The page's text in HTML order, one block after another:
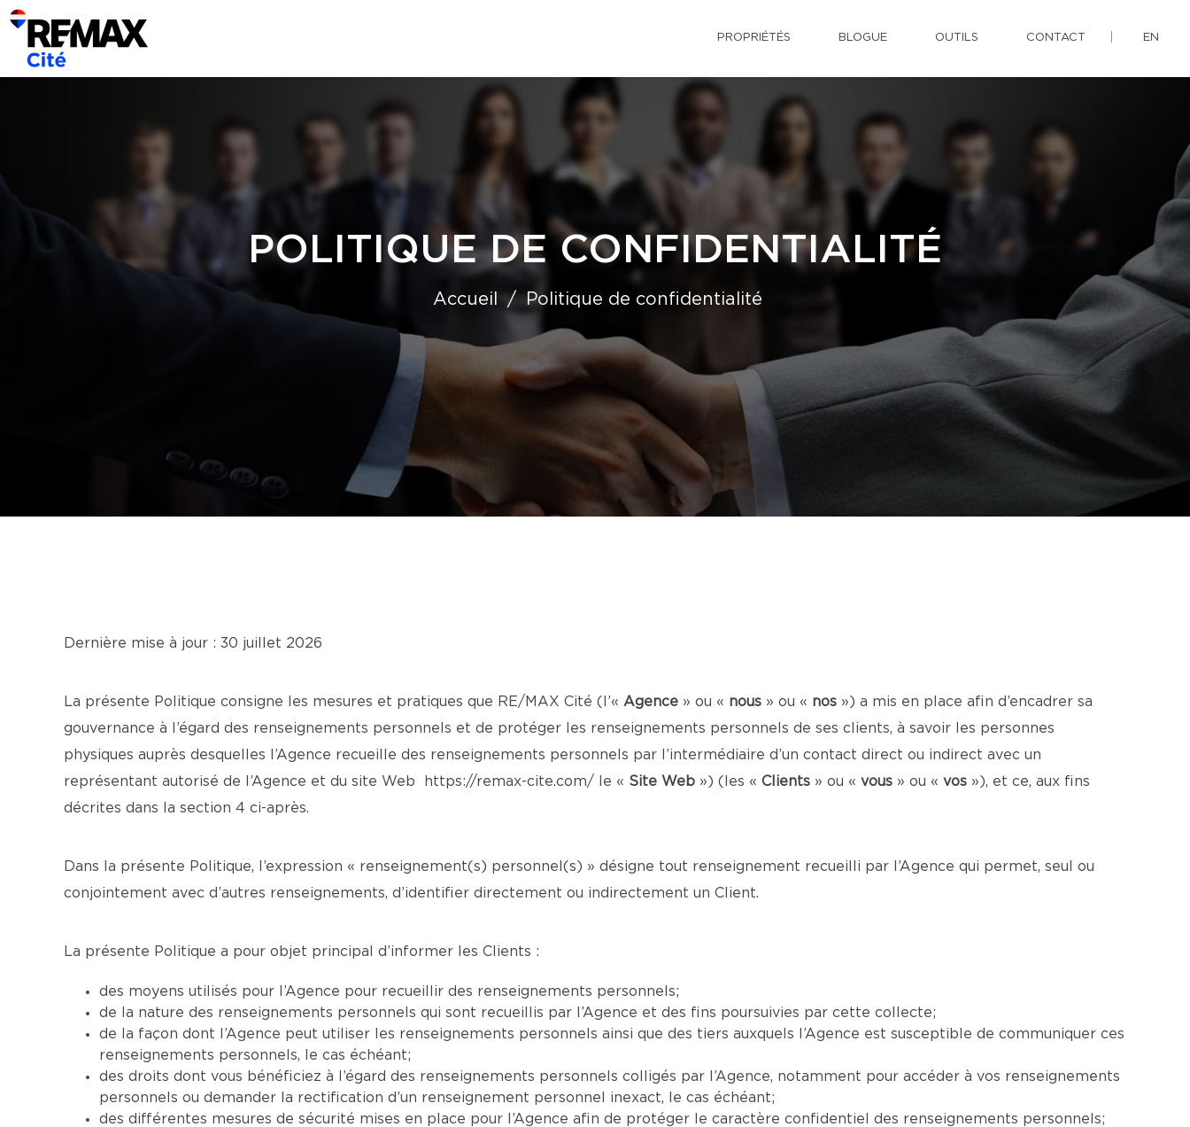
PROPRIÉTÉS BLOGUE OUTILS CONTACT EN
POLITIQUE DE CONFIDENTIALITÉ
Accueil Politique de confidentialité
Dernière mise à jour : 30 juillet 2026
La présente Politique consigne les mesures et pratiques que RE/MAX Cité (l’« Agence » ou « nous » ou « nos ») a mis en place afin d’encadrer sa
gouvernance à l’égard des renseignements personnels et de protéger les renseignements personnels de ses clients, à savoir les personnes
physiques auprès desquelles l’Agence recueille des renseignements personnels par l’intermédiaire d’un contact direct ou indirect avec un
représentant autorisé de l’Agence et du site Web
https://remax-cite.com/ le « Site Web ») (les « Clients » ou « vous » ou « vos »), et ce, aux fins
décrites dans la section 4 ci-après.
Dans la présente Politique, l’expression « renseignement(s) personnel(s) » désigne tout renseignement recueilli par l’Agence qui permet, seul ou
conjointement avec d’autres renseignements, d’identifier directement ou indirectement un Client.
La présente Politique a pour objet principal d’informer les Clients :
des moyens utilisés pour l’Agence pour recueillir des renseignements personnels;
de la nature des renseignements personnels qui sont recueillis par l’Agence et des fins poursuivies par cette collecte;
de la façon dont l’Agence peut utiliser les renseignements personnels ainsi que des tiers auxquels l’Agence est susceptible de communiquer ces
renseignements personnels, le cas échéant;
des droits dont vous bénéficiez à l’égard des renseignements personnels colligés par l’Agence, notamment pour accéder à vos renseignements
personnels ou demander la rectification d’un renseignement personnel inexact, le cas échéant;
des différentes mesures de sécurité mises en place pour l’Agence afin de protéger le caractère confidentiel des renseignements personnels;